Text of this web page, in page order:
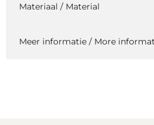
Materiaal / Material
Meer informatie / More